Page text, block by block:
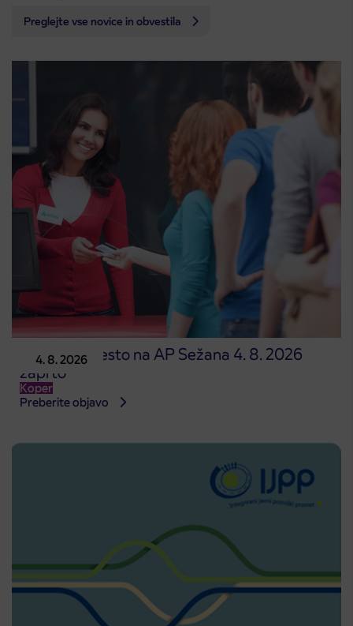
Preglejte vse novice in obvestila
4. 8. 2026
Prodajno mesto na AP Sežana 4. 8. 2026
zaprto
Koper
Preberite objavo